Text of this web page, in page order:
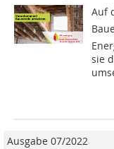
Auf
sie
Ausgabe 07/2022